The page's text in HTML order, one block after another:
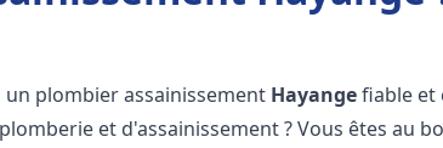
un plombier assainissement Hayangefiable et
et d'assainissement ? Vous êtes au